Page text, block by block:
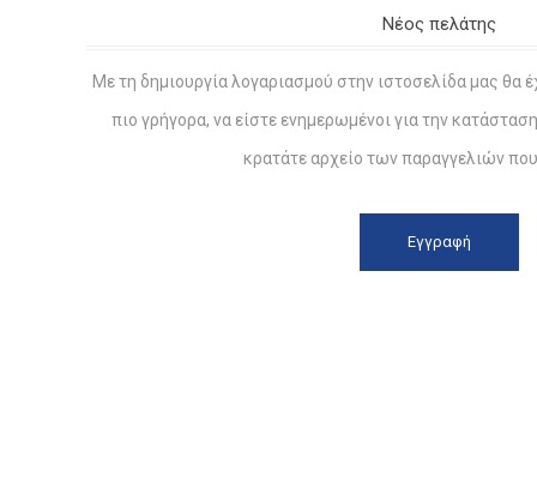
Νέος πελάτης
Με τη δημιουργία λογαριασμού στην ιστοσελίδα μας θα
πιο γρήγορα, να είστε ενημερωμένοι για την
κρατάτε αρχείο των παραγγελιών που